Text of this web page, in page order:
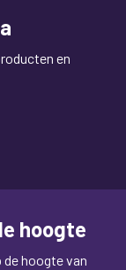
en
hoogte
hoogte van